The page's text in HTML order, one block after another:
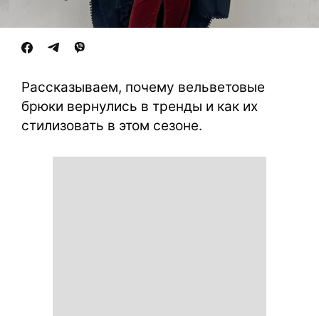
Рассказываем, почему вельветовые
брюки вернулись в тренды и как их
стилизовать в этом сезоне.